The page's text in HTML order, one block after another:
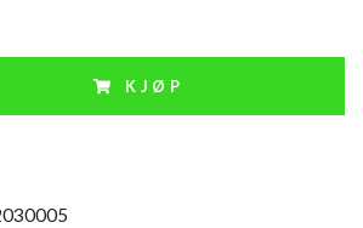
KJØP